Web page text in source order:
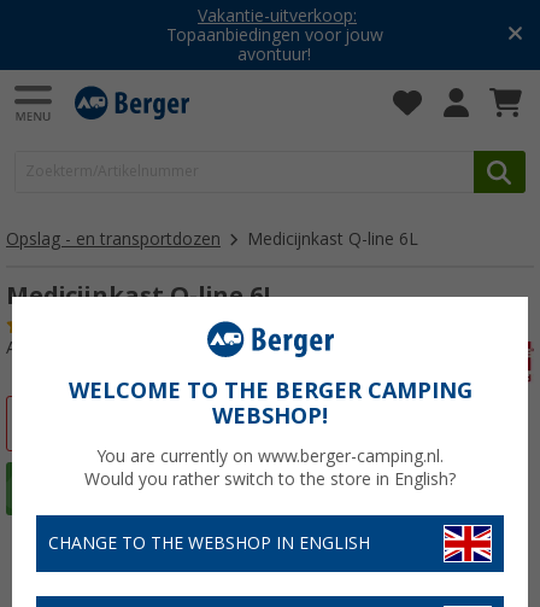
Vakantie-uitverkoop:
Topaanbiedingen voor jouw
avontuur!
Opslag - en transportdozen Medicijnkast Q-line 6L
Medicijnkast Q-line 6L
Artikelnr: 413270
WELCOME TO THE BERGER CAMPING
WEBSHOP!
You are currently on www.berger-camping.nl.
Would you rather switch to the store in English?
CHANGE TO THE WEBSHOP IN ENGLISH